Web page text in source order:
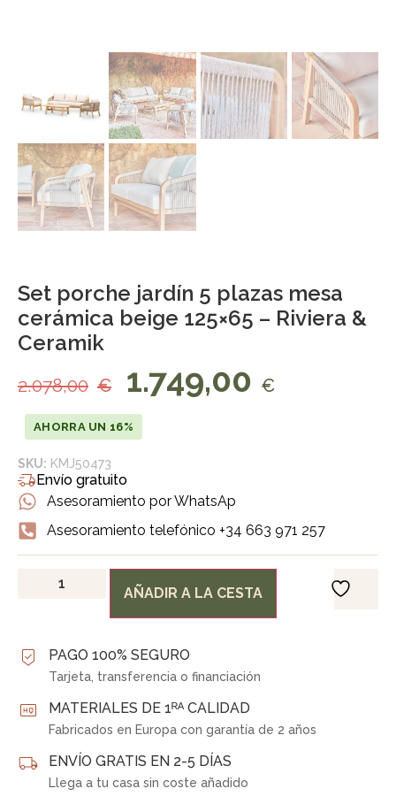
Set porche jardín 5 plazas mesa
cerámica beige 125×65 – Riviera &
Ceramik
2.078,00 € 1.749,00 €
AHORRA UN 16%
SKU: KMJ50473
Envío gratuito
Asesoramiento por WhatsAp
Asesoramiento telefónico +34 663 971 257
AÑADIR A LA CESTA
PAGO 100% SEGURO
Tarjeta, transferencia o financiación
MATERIALES DE 1ᴿᴬ CALIDAD
Fabricados en Europa con garantía de 2 años
ENVÍO GRATIS EN 2-5 DÍAS
Llega a tu casa sin coste añadido